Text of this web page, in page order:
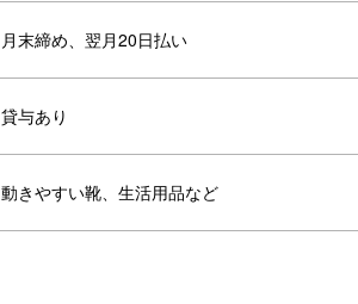
月末締め、翌月20日払い
貸与あり
動きやすい靴、生活用品など